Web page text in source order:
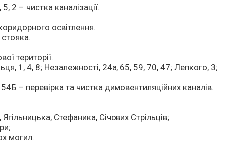
2 – чистка каналізації.
освітлення.
території.
1, 4, 8; Незалежності, 24а, 65, 59, 70, 47; Лепкого, 3;
– перевірка та чистка димовентиляційних каналів.
Стефаника, Січових Стрільців;
могил.